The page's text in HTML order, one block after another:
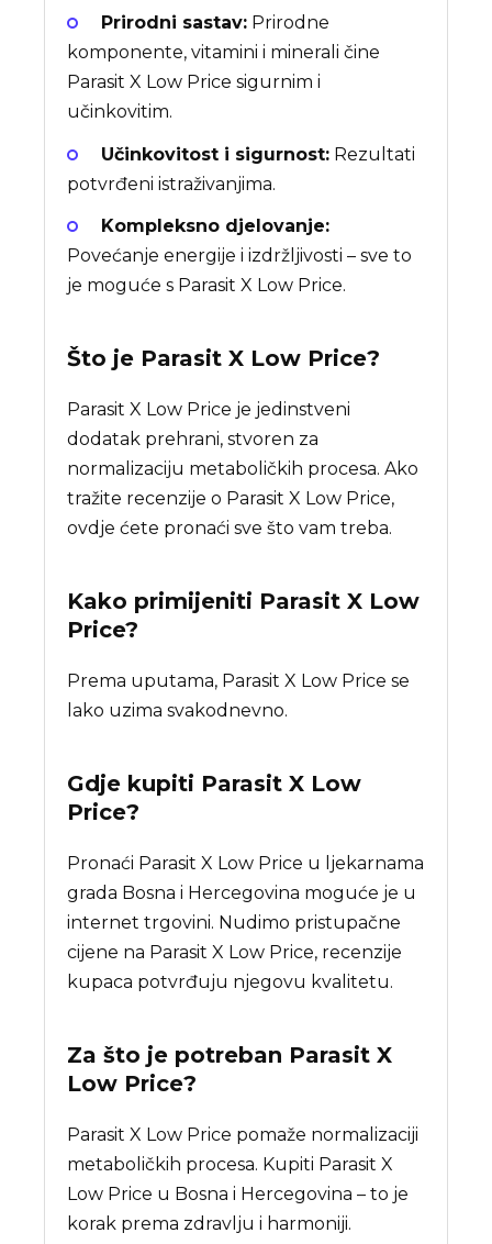
Prirodni sastav: Prirodne
komponente, vitamini i minerali čine
Parasit X Low Price sigurnim i
učinkovitim.
Učinkovitost i sigurnost: Rezultati
potvrđeni istraživanjima.
Kompleksno djelovanje:
Povećanje energije i izdržljivosti – sve to
je moguće s Parasit X Low Price.
Što je Parasit X Low Price?
Parasit X Low Price je jedinstveni
dodatak prehrani, stvoren za
normalizaciju metaboličkih procesa. Ako
tražite recenzije o Parasit X Low Price,
ovdje ćete pronaći sve što vam treba.
Kako primijeniti Parasit X Low
Price?
Prema uputama, Parasit X Low Price se
lako uzima svakodnevno.
Gdje kupiti Parasit X Low
Price?
Pronaći Parasit X Low Price u ljekarnama
grada Bosna i Hercegovina moguće je u
internet trgovini. Nudimo pristupačne
cijene na Parasit X Low Price, recenzije
kupaca potvrđuju njegovu kvalitetu.
Za što je potreban Parasit X
Low Price?
Parasit X Low Price pomaže normalizaciji
metaboličkih procesa. Kupiti Parasit X
Low Price u Bosna i Hercegovina – to je
korak prema zdravlju i harmoniji.